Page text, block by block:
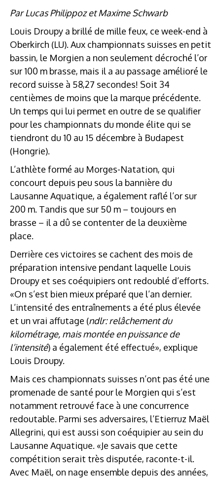
Par Lucas Philippoz et Maxime Schwarb
Louis Droupy a brillé de mille feux, ce week-end à
Oberkirch (LU). Aux championnats suisses en petit
bassin, le Morgien a non seulement décroché l’or
sur 100 m brasse, mais il a au passage amélioré le
record suisse à 58,27 secondes! Soit 34
centièmes de moins que la marque précédente.
Un temps qui lui permet en outre de se qualifier
pour les championnats du monde élite qui se
tiendront du 10 au 15 décembre à Budapest
(Hongrie).
L’athlète formé au Morges-Natation, qui
concourt depuis peu sous la bannière du
Lausanne Aquatique, a également raflé l’or sur
200 m. Tandis que sur 50 m – toujours en
brasse – il a dû se contenter de la deuxième
place.
Derrière ces victoires se cachent des mois de
préparation intensive pendant laquelle Louis
Droupy et ses coéquipiers ont redoublé d’efforts.
«On s’est bien mieux préparé que l’an dernier.
L’intensité des entraînements a été plus élevée
et un vrai affutage (ndlr: relâchement du
kilométrage, mais montée en puissance de
l’intensité) a également été effectué», explique
Louis Droupy.
Mais ces championnats suisses n’ont pas été une
promenade de santé pour le Morgien qui s’est
notamment retrouvé face à une concurrence
redoutable. Parmi ses adversaires, l’Etierruz Maël
Allegrini, qui est aussi son coéquipier au sein du
Lausanne Aquatique. «Je savais que cette
compétition serait très disputée, raconte-t-il.
Avec Maël, on nage ensemble depuis des années,